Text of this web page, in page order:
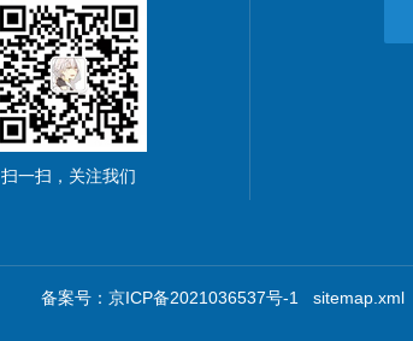
扫一扫，关注我们
备案号：京ICP备2021036537号-1 sitemap.xml